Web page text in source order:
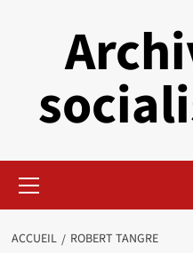
principal
ACCUEIL ROBERT TANGRE